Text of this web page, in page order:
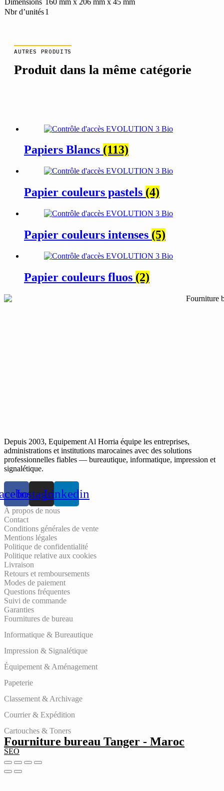
Dimensions 160 mm x 206 mm x 45 mm
Nbr d’unités1
AUTRES PRODUITS
Produit dans la même catégorie
Papiers Blancs (113)
Papier couleurs pastels (4)
Papier couleurs intenses (5)
Papier couleurs fluos (2)
Depuis 2003, Equipement Al Horria équipe les entreprises,
administrations et institutions marocaines avec des solutions
professionnelles fiables — bureautique, informatique, impression et
signalétique.
InstagramLinkedin
À propos de nous
Contact
Conditions générales de vente
Mentions légales
Politique de confidentialité
Politique relative aux cookies
Livraison
Retours et remboursements
Modes de paiement
Questions fréquentes
Suivi de commande
Garanties
Fournitures de bureau
Informatique & Bureautique
Impression & Signalétique
Équipement & Aménagement
Papeterie
Classement & Archivage
Courrier & Expédition
Cartouches & Toners
Fourniture bureau Tanger - Maroc
SEO